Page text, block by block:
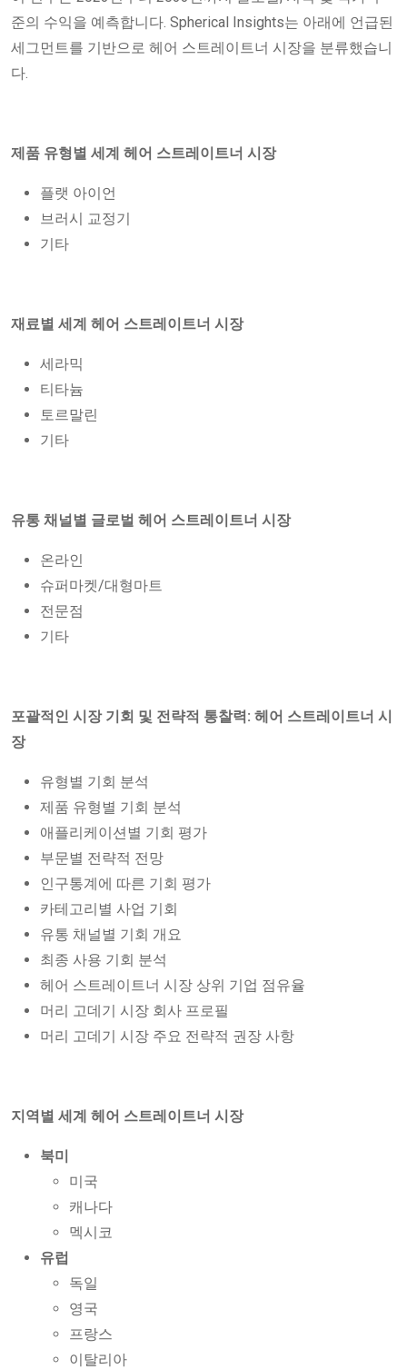
준의 수익을 예측합니다. Spherical Insights는 아래에 언급된
세그먼트를 기반으로 헤어 스트레이트너 시장을 분류했습니
다.
제품 유형별 세계 헤어 스트레이트너 시장
플랫 아이언
브러시 교정기
기타
재료별 세계 헤어 스트레이트너 시장
세라믹
티타늄
토르말린
기타
유통 채널별 글로벌 헤어 스트레이트너 시장
온라인
슈퍼마켓/대형마트
전문점
기타
포괄적인 시장 기회 및 전략적 통찰력: 헤어 스트레이트너 시
장
유형별 기회 분석
제품 유형별 기회 분석
애플리케이션별 기회 평가
부문별 전략적 전망
인구통계에 따른 기회 평가
카테고리별 사업 기회
유통 채널별 기회 개요
최종 사용 기회 분석
헤어 스트레이트너 시장 상위 기업 점유율
머리 고데기 시장 회사 프로필
머리 고데기 시장 주요 전략적 권장 사항
지역별 세계 헤어 스트레이트너 시장
북미
미국
캐나다
멕시코
유럽
독일
영국
프랑스
이탈리아